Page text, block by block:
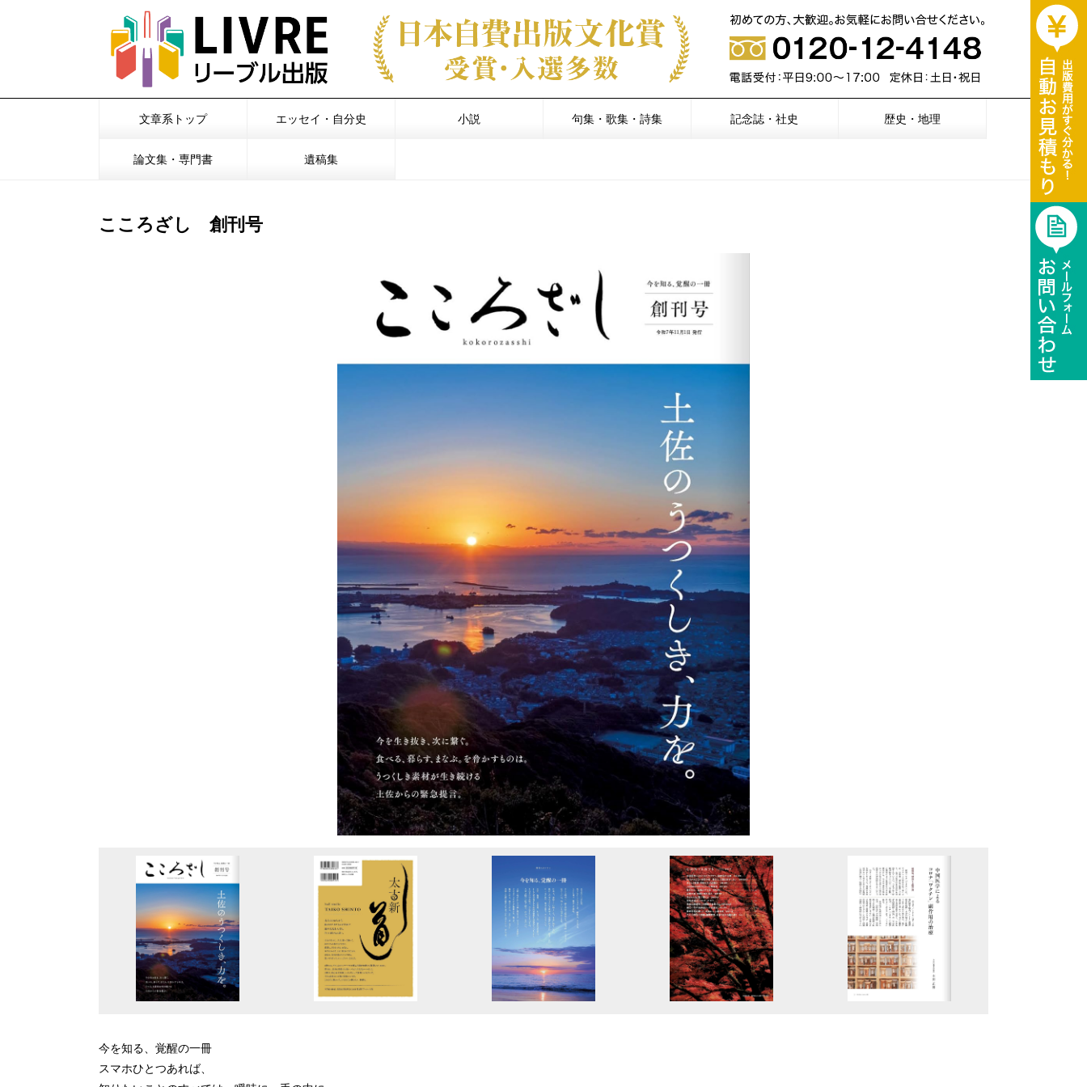
文章系トップ エッセイ・自分史 小説 句集・歌集・詩集 記念誌・社史 歴史・地理
論文集・専門書 遺稿集
こころざし 創刊号
今を知る、覚醒の一冊
スマホひとつあれば、